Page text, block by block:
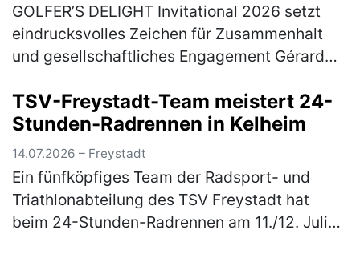
GOLFER’S DELIGHT Invitational 2026 setzt
eindrucksvolles Zeichen für Zusammenhalt
und gesellschaftliches Engagement Gérard
Pawlewitz (1. Vorsitzender Go…(mehr)
TSV-Freystadt-Team meistert 24-
Stunden-Radrennen in Kelheim
14.07.2026 – Freystadt
Ein fünfköpfiges Team der Radsport- und
Triathlonabteilung des TSV Freystadt hat
beim 24-Stunden-Radrennen am 11./12. Juli